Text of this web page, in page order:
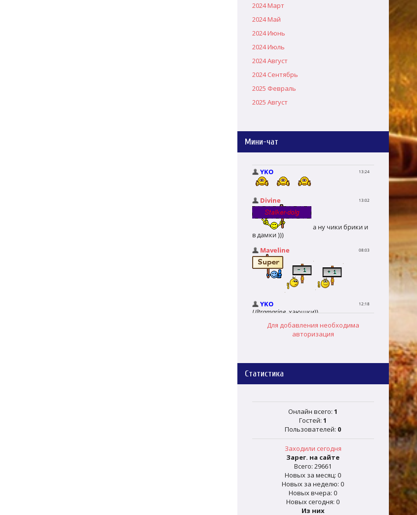
2024 Март
2024 Май
2024 Июнь
2024 Июль
2024 Август
2024 Сентябрь
2025 Февраль
2025 Август
Мини-чат
Для добавления необходима
авторизация
Статистика
Онлайн всего:1
Гостей:1
Пользователей: 0
Заходили сегодня
Зарег. на сайте
Всего: 29661
Новых за месяц: 0
Новых за неделю: 0
Новых вчера: 0
Новых сегодня: 0
Из них